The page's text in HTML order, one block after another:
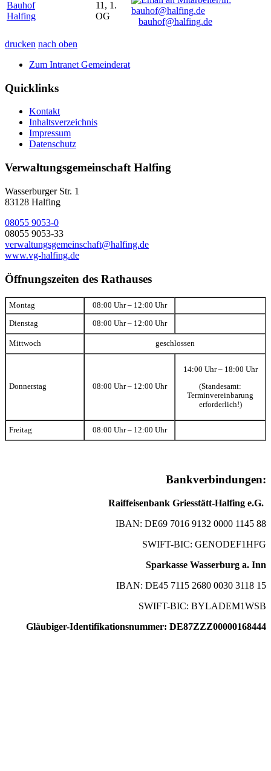
Bauhof
Halfing
11, 1.
OG
bauhof@halfing.de
drucken nach oben
Zum Intranet Gemeinderat
Quicklinks
Kontakt
Inhaltsverzeichnis
Impressum
Datenschutz
Verwaltungsgemeinschaft Halfing
Wasserburger Str. 1
83128 Halfing
08055 9053-0
08055 9053-33
verwaltungsgemeinschaft@halfing.de
www.vg-halfing.de
Öffnungszeiten des Rathauses
Montag 08:00 Uhr – 12:00 Uhr
Dienstag 08:00 Uhr – 12:00 Uhr
Mittwoch geschlossen
Donnerstag 08:00 Uhr – 12:00 Uhr
14:00 Uhr – 18:00 Uhr
(Standesamt:
Terminvereinbarung
erforderlich!)
Freitag 08:00 Uhr – 12:00 Uhr
Bankverbindungen:
Raiffeisenbank Griesstätt-Halfing e.G.
IBAN: DE69 7016 9132 0000 1145 88
SWIFT-BIC: GENODEF1HFG
Sparkasse Wasserburg a. Inn
IBAN: DE45 7115 2680 0030 3118 15
SWIFT-BIC: BYLADEM1WSB
Gläubiger-Identifikationsnummer: DE87ZZZ00000168444